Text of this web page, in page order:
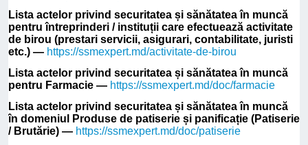
Lista actelor privind securitatea și sănătatea în muncă
pentru întreprinderi / instituții care efectuează activitate
de birou (prestari servicii, asigurari, contabilitate, juristi
etc.) — https://ssmexpert.md/activitate-de-birou
Lista actelor privind securitatea și sănătatea în muncă
pentru Farmacie — https://ssmexpert.md/doc/farmacie
Lista actelor privind securitatea și sănătatea în muncă
în domeniul Produse de patiserie și panificație (Patiserie
/ Brutărie) — https://ssmexpert.md/doc/patiserie